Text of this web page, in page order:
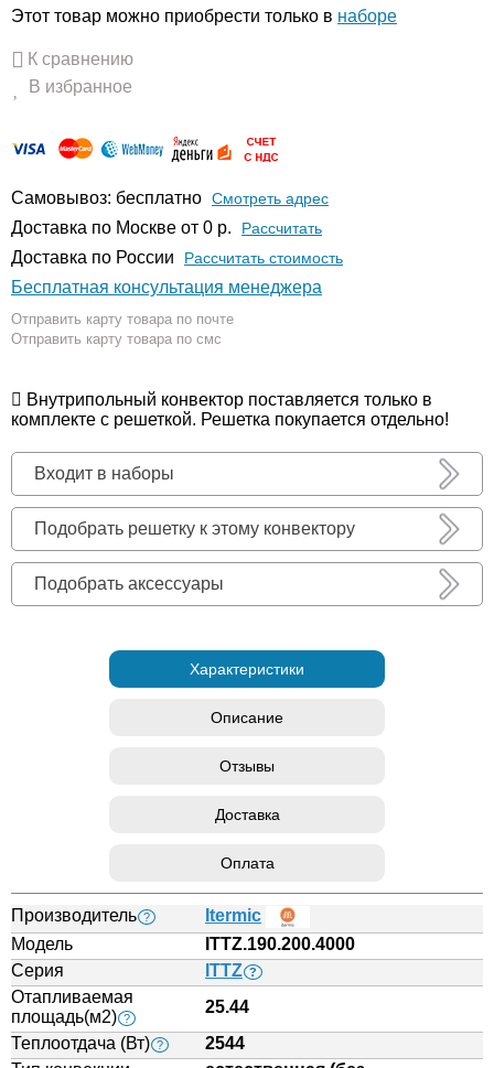
Этот товар можно приобрести только в наборе
К сравнению
В избранное
Самовывоз: бесплатно Смотреть адрес
Доставка по Москве от 0 р. Расcчитать
Доставка по России Рассчитать стоимость
Бесплатная консультация менеджера
Отправить карту товара по почте
Отправить карту товара по смс
Внутрипольный конвектор поставляется только в
комплекте с решеткой. Решетка покупается отдельно!
Входит в наборы
Подобрать решетку к этому конвектору
Подобрать аксессуары
Характеристики
Описание
Отзывы
Доставка
Оплата
Производитель ?
Itermic
Модель
ITTZ.190.200.4000
Серия
ITTZ ?
Отапливаемая
площадь(м2) ?
25.44
Теплоотдача (Вт) ?
2544